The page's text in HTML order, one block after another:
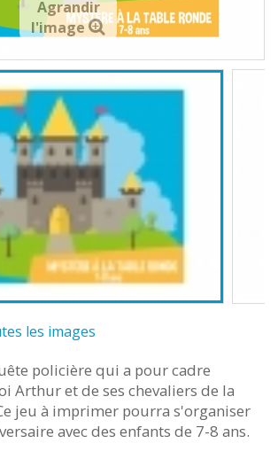
Agrandir
l'image
les images
policière qui a pour cadre
Arthur et de ses chevaliers de la
jeu à imprimer pourra s'organiser
avec des enfants de 7-8 ans.